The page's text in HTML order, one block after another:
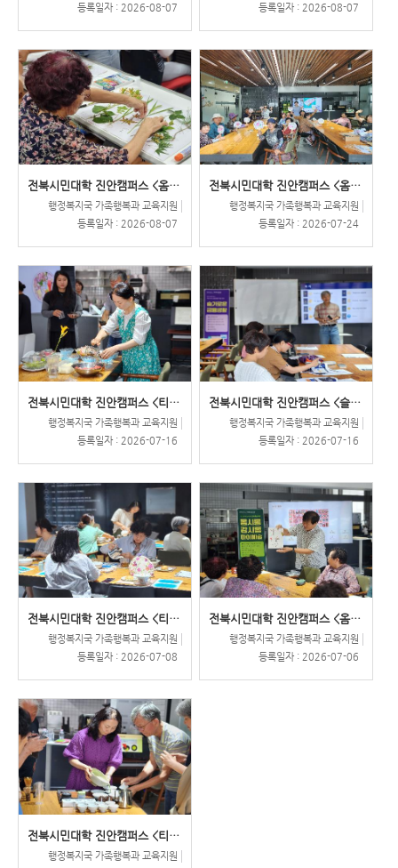
등록일자 : 2026-08-07
등록일자 : 2026-08-07
전북시민대학 진안캠퍼스 <옴시롱..
행정복지국 가족행복과 교육지원
등록일자 : 2026-08-07
전북시민대학 진안캠퍼스 <옴시롱..
행정복지국 가족행복과 교육지원
등록일자 : 2026-07-24
전북시민대학 진안캠퍼스 <티마스..
행정복지국 가족행복과 교육지원
등록일자 : 2026-07-16
전북시민대학 진안캠퍼스 <슬기로..
행정복지국 가족행복과 교육지원
등록일자 : 2026-07-16
전북시민대학 진안캠퍼스 <티마스..
행정복지국 가족행복과 교육지원
등록일자 : 2026-07-08
전북시민대학 진안캠퍼스 <옴시롱..
행정복지국 가족행복과 교육지원
등록일자 : 2026-07-06
전북시민대학 진안캠퍼스 <티마스..
행정복지국 가족행복과 교육지원